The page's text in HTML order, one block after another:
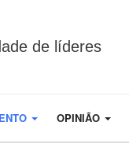
de líderes
OPINIÃO